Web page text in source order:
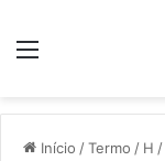
Início /Termo / H /